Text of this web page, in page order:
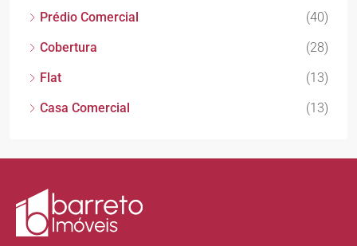
Prédio Comercial
(40)
Cobertura
(28)
Flat
(13)
Casa Comercial
(13)